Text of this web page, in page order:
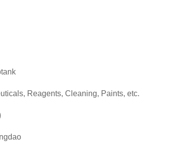
Reagents, Cleaning, Paints, etc.